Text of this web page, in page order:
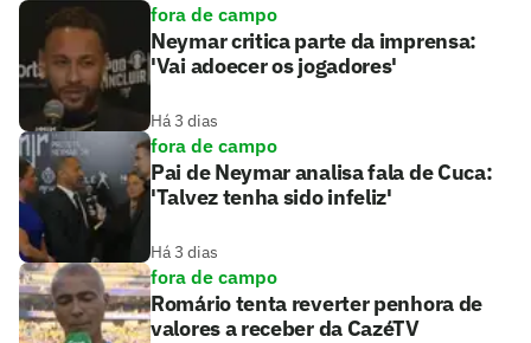
fora de campo
Neymar critica parte da imprensa:
'Vai adoecer os jogadores'
Há 3 dias
fora de campo
Pai de Neymar analisa fala de Cuca:
'Talvez tenha sido infeliz'
Há 3 dias
fora de campo
Romário tenta reverter penhora de
valores a receber da CazéTV